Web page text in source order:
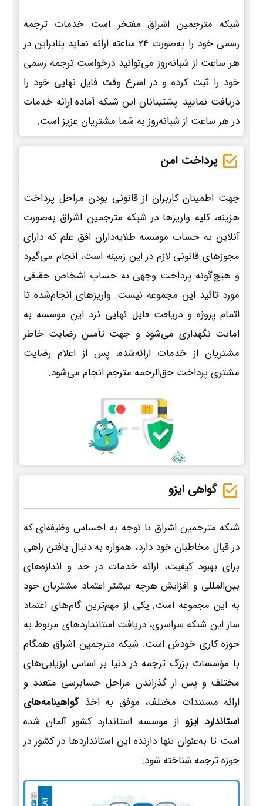
شبکه مترجمین اشراق مفتخر است خدمات ترجمه
رسمی خود را به‌صورت 24 ساعته ارائه نماید بنابراین در
هر ساعت از شبانه‌روز می‌توانید درخواست ترجمه رسمی
خود را ثبت کرده و در اسرع وقت فایل نهایی خود را
دریافت نمایید. پشتیبانان این شبکه آماده ارائه خدمات
در هر ساعت از شبانه‌روز به شما مشتریان عزیز است.
پرداخت امن
جهت اطمینان کاربران از قانونی بودن مراحل پرداخت
هزینه، کلیه واریزها در شبکه مترجمین اشراق به‌صورت
آنلاین به حساب موسسه طلایه‌داران افق علم که دارای
مجوزهای قانونی لازم در این زمینه است، انجام می‌گیرد
و هیچ‌گونه پرداخت وجهی به حساب اشخاص حقیقی
مورد تائید این مجموعه نیست. واریزهای انجام‌شده تا
اتمام پروژه و دریافت فایل نهایی نزد این موسسه به
امانت نگهداری می‌شود و جهت تأمین رضایت خاطر
مشتریان از خدمات ارائه‌شده، پس از اعلام رضایت
مشتری پرداخت حق‌الزحمه مترجم انجام می‌شود.
گواهی ایزو
شبکه مترجمین اشراق با توجه به احساس وظیفه‌ای که
در قبال مخاطبان خود دارد، همواره به دنبال یافتن راهی
برای بهبود کیفیت، ارائه خدمات در حد و اندازه‌های
بین‌المللی و افزایش هرچه بیشتر اعتماد مشتریان خود
به این مجموعه است. یکی از مهم‌ترین گام‌های اعتماد
ساز این شبکه سراسری، دریافت استانداردهای مربوط به
حوزه کاری خودش است. شبکه مترجمین اشراق همگام
با مؤسسات بزرگ ترجمه در دنیا بر اساس ارزیابی‌های
مختلف و پس از گذراندن مراحل حسابرسی متعدد و
ارائه مستندات مختلف، موفق به اخذ گواهینامه‌های
استاندارد ایزو از موسسه استاندارد کشور آلمان شده
است تا به‌عنوان تنها دارنده این استانداردها در کشور در
حوزه ترجمه شناخته شود: